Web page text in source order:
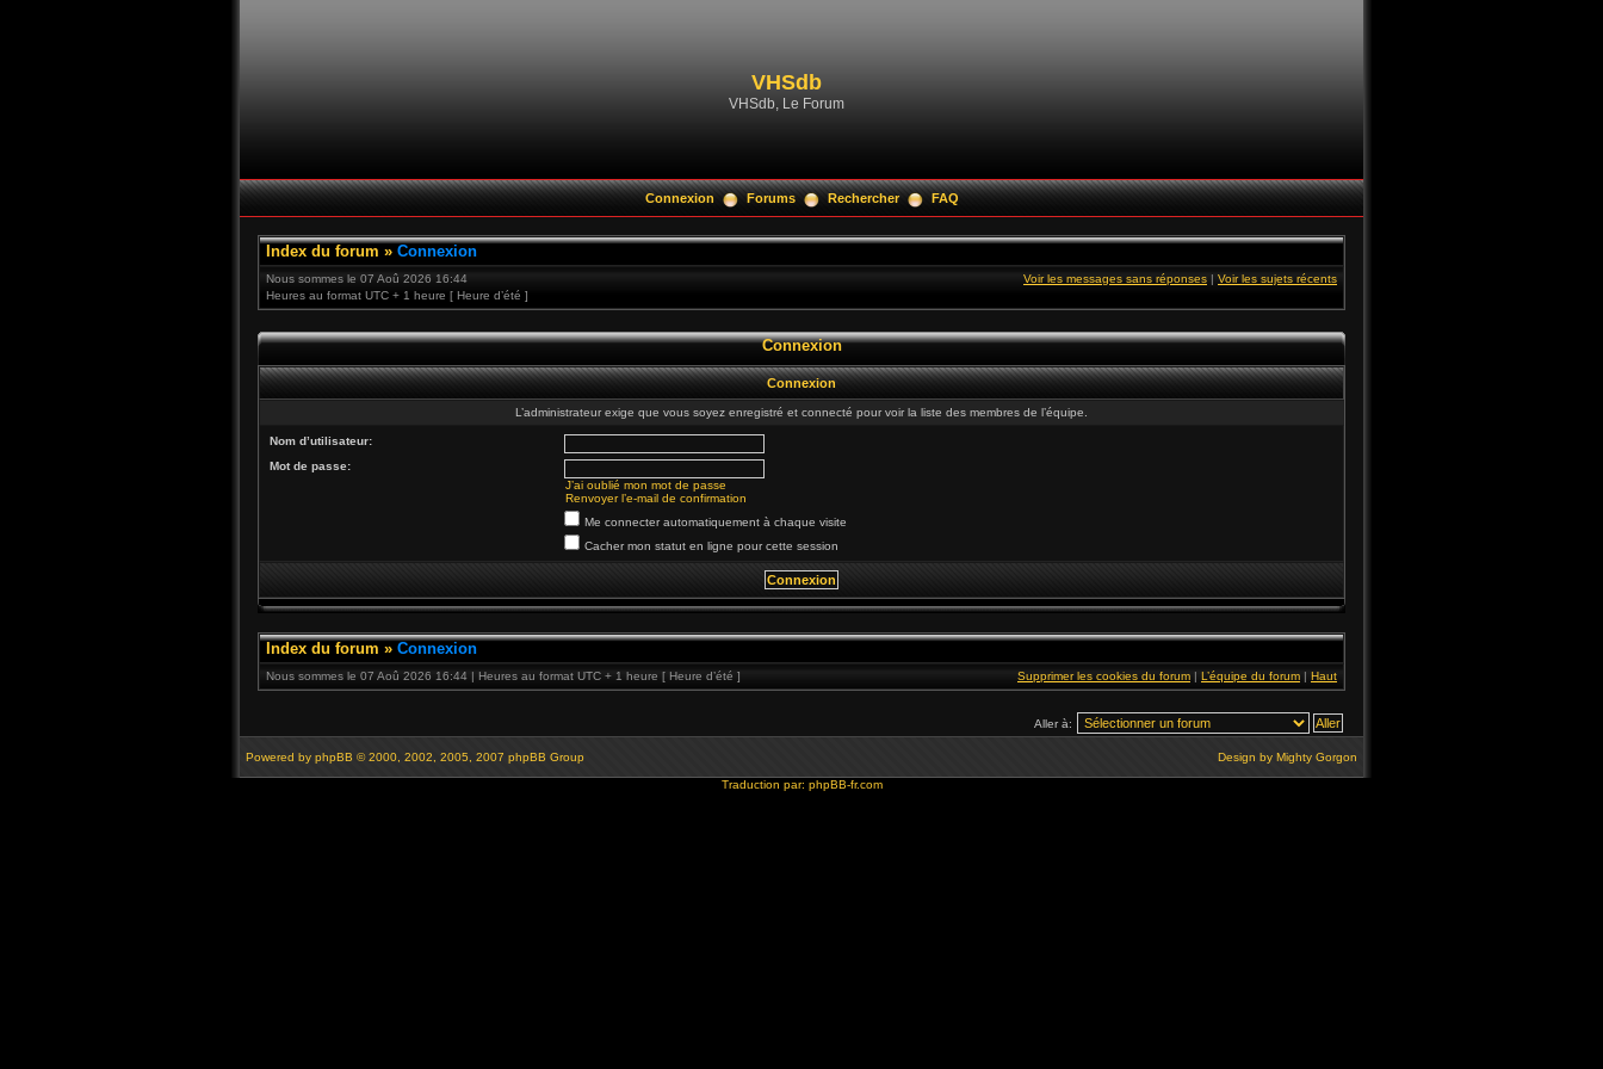
VHSdb
VHSdb, Le Forum
Connexion Forums Rechercher FAQ
Index du forum » Connexion
Nous sommes le 07 Aoû 2026 16:44
Heures au format UTC + 1 heure [ Heure d’été ]
Voir les messages sans réponses | Voir les sujets récents
Connexion
Connexion
L’administrateur exige que vous soyez enregistré et connecté pour voir la liste des membres de l’équipe.
Nom d’utilisateur:
Mot de passe:
J’ai oublié mon mot de passe
Renvoyer l’e-mail de confirmation
Me connecter automatiquement à chaque visite
Cacher mon statut en ligne pour cette session
Index du forum » Connexion
Nous sommes le 07 Aoû 2026 16:44 | Heures au format UTC + 1 heure [ Heure d’été ] Supprimer les cookies du forum | L’équipe du forum | Haut
Aller à:
Powered by phpBB © 2000, 2002, 2005, 2007 phpBB Group Design by Mighty Gorgon
Traduction par: phpBB-fr.com